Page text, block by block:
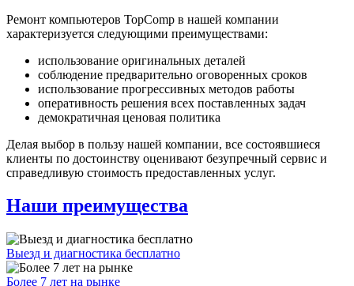
Ремонт компьютеров TopComp в нашей компании
характеризуется следующими преимуществами:
использование оригинальных деталей
соблюдение предварительно оговоренных сроков
использование прогрессивных методов работы
оперативность решения всех поставленных задач
демократичная ценовая политика
Делая выбор в пользу нашей компании, все состоявшиеся
клиенты по достоинству оценивают безупречный сервис и
справедливую стоимость предоставленных услуг.
Наши преимущества
Выезд и диагностика бесплатно
Более 7 лет на рынке